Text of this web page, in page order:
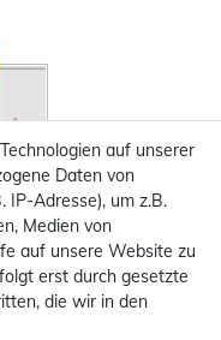
auf unserer
Daten von
IP-Adresse), um z.B.
Medien von
auf unsere Website zu
erst durch gesetzte
die wir in den